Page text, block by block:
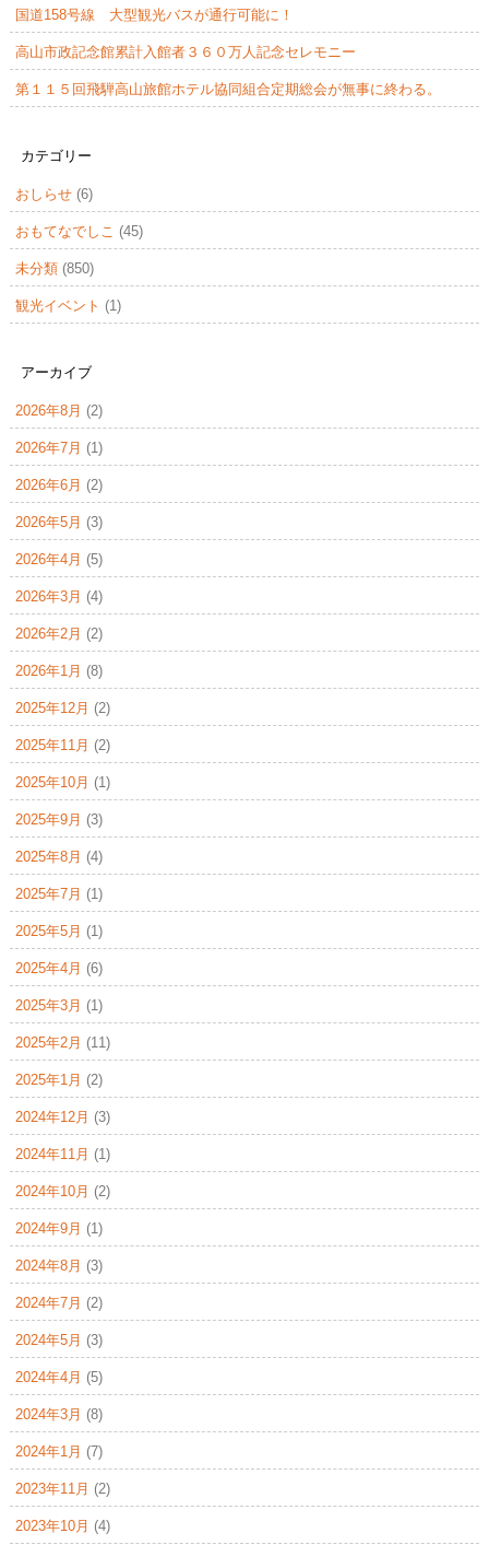
国道158号線 大型観光バスが通行可能に！
高山市政記念館累計入館者３６０万人記念セレモニー
第１１５回飛騨高山旅館ホテル協同組合定期総会が無事に終わる。
カテゴリー
おしらせ(6)
おもてなでしこ (45)
未分類(850)
観光イベント (1)
アーカイブ
2026年8月 (2)
2026年7月 (1)
2026年6月 (2)
2026年5月 (3)
2026年4月 (5)
2026年3月 (4)
2026年2月 (2)
2026年1月 (8)
2025年12月 (2)
2025年11月 (2)
2025年10月 (1)
2025年9月 (3)
2025年8月 (4)
2025年7月 (1)
2025年5月 (1)
2025年4月 (6)
2025年3月 (1)
2025年2月 (11)
2025年1月 (2)
2024年12月 (3)
2024年11月 (1)
2024年10月 (2)
2024年9月 (1)
2024年8月 (3)
2024年7月 (2)
2024年5月 (3)
2024年4月 (5)
2024年3月 (8)
2024年1月 (7)
2023年11月 (2)
2023年10月 (4)